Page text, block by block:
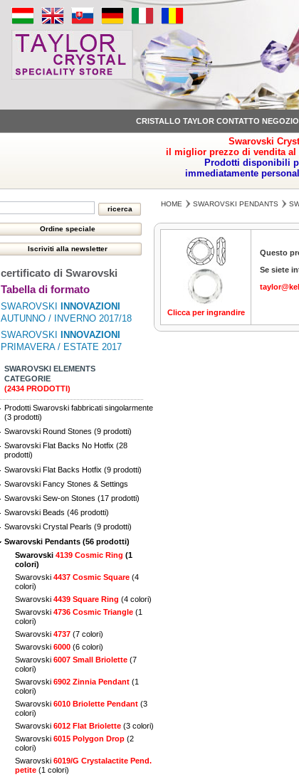
CRISTALLO TAYLOR CONTATTO NEGOZIO
Swarovski
il miglior prezzo di vendita
Prodotti disponibili
immediatamente
certificato di Swarovski
Tabella di formato
SWAROVSKI
INNOVAZIONI
AUTUNNO / INVERNO 2017/18
SWAROVSKI
INNOVAZIONI
PRIMAVERA / ESTATE 2017
SWAROVSKI ELEMENTS
CATEGORIE
(2434 PRODOTTI)
Prodotti Swarovski fabbricati singolarmente
(3 prodotti)
Swarovski Round Stones (9 prodotti)
Swarovski Flat Backs No Hotfix (28
prodotti)
Swarovski Flat Backs Hotfix (9 prodotti)
Swarovski Fancy Stones & Settings
Swarovski Sew-on Stones (17 prodotti)
Swarovski Beads (46 prodotti)
Swarovski Crystal Pearls (9 prodotti)
Swarovski Pendants (56 prodotti)
Swarovski 4139 Cosmic Ring (1
colori)
Swarovski 4437 Cosmic Square (4
colori)
Swarovski 4439 Square Ring (4 colori)
Swarovski 4736 Cosmic Triangle (1
colori)
Swarovski 4737 (7 colori)
Swarovski 6000 (6 colori)
Swarovski 6007 Small Briolette (7
colori)
Swarovski 6902 Zinnia Pendant (1
colori)
Swarovski 6010 Briolette Pendant (3
colori)
Swarovski 6012 Flat Briolette (3 colori)
Swarovski 6015 Polygon Drop (2
colori)
Swarovski 6019/G Crystalactite Pend.
petite (1 colori)
HOME SWAROVSKI PENDANTS
Clicca per ingrandire
Questo
Se siete